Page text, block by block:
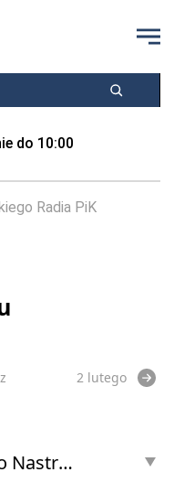
do 10:00
Radia PiK
2 lutego
Strefa Dobrego Nastroju Nocą